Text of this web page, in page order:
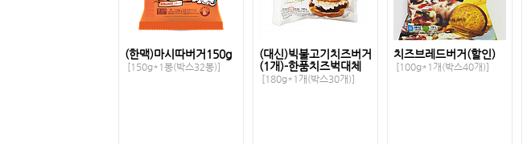
(한맥)마시따버거150g
[150g*1봉(박스32봉)]
(대신)빅불고기치즈버거
(1개)-한품치즈벅대체
[180g*1개(박스30개)]
치즈브레드버거(할인)
[100g*1개(박스40개)]